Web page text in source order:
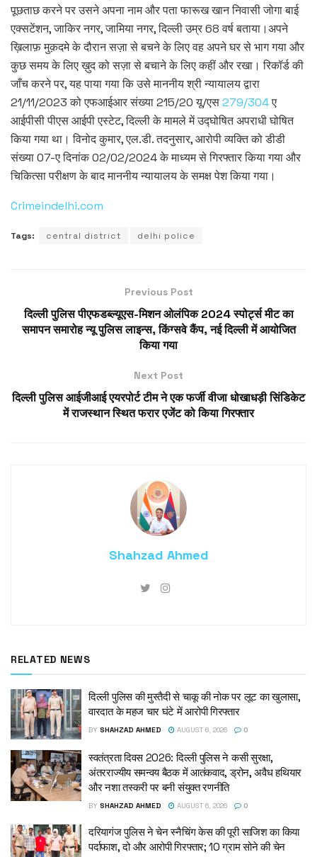
पूछताछ करने पर उसने अपना नाम और पता फारूख खान निवासी जोगा बाई
एक्सटेंशन, जाकिर नगर, जामिया नगर, दिल्ली उम्र 68 वर्ष बताया।अपने
ख़िलाफ़ मुक़दमे के दौरान सज़ा से बचने के लिए वह अपने घर से भाग गया और
कुछ समय के लिए ख़ुद को सज़ा से बचाने के लिए कहीं और रखा। रिकॉर्ड की
जाँच करने पर, यह पाया गया कि उसे माननीय श्री न्यायालय द्वारा
21/11/2023 को एफआईआर संख्या 215/20 यू/एस279/304ए
आईपीसी पीएस आईपी एस्टेट, दिल्ली के मामले में उद्घोषित अपराधी घोषित
किया गया था। विनोद कुमार, एल.डी. तदनुसार, आरोपी व्यक्ति को डीडी
संख्या 07-ए दिनांक 02/02/2024 के माध्यम से गिरफ्तार किया गया और
चिकित्सा परीक्षण के बाद माननीय न्यायालय के समक्ष पेश किया गया।
Crimeindelhi.com
Tags: central district delhi police
Previous Post
दिल्ली पुलिस पीएफडब्ल्यूएस-मिशन ओलंपिक 2024 स्पोर्ट्स मीट का
समापन समारोह न्यू पुलिस लाइन्स, किंग्सवे कैंप, नई दिल्ली में आयोजित
किया गया
Next Post
दिल्ली पुलिस आईजीआई एयरपोर्ट टीम ने एक फर्जी वीजा धोखाधड़ी सिंडिकेट
में राजस्थान स्थित फरार एजेंट को किया गिरफ्तार
Shahzad Ahmed
RELATED NEWS
दिल्ली पुलिस की मुस्तैदी से चाकू की नोक पर लूट का खुलासा,
वारदात के महज चार घंटे में आरोपी गिरफ्तार
BY SHAHZAD AHMED AUGUST 6, 2026 0
स्वतंत्रता दिवस 2026: दिल्ली पुलिस ने कसी सुरक्षा,
अंतरराज्यीय समन्वय बैठक में आतंकवाद, ड्रोन, अवैध हथियार
और नशा तस्करी पर बनी संयुक्त रणनीति
BY SHAHZAD AHMED AUGUST 6, 2026 0
दरियागंज पुलिस ने चेन स्नैचिंग केस की पूरी साजिश का किया
पर्दाफाश, दो और आरोपी गिरफ्तार; 10 ग्राम सोने की चेन